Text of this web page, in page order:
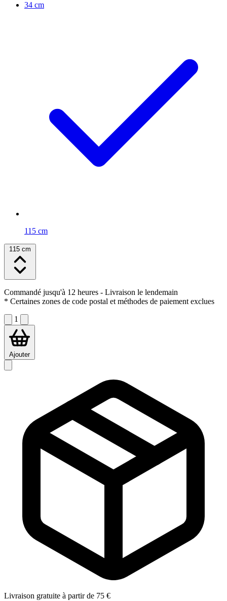
34 cm
115 cm
115 cm
Commandé jusqu'à 12 heures - Livraison le lendemain
* Certaines zones de code postal et méthodes de paiement exclues
1
Ajouter
Livraison gratuite à partir de 75 €